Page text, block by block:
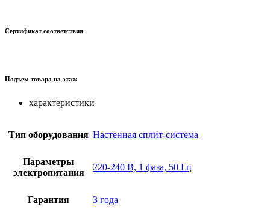
Сертификат соответствия
Подъем товара на этаж
характеристики
Тип оборудования Настенная сплит-система
Параметры
электропитания
220-240 В, 1 фаза, 50 Гц
Гарантия 3 года